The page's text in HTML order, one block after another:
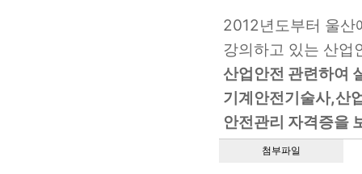
2012년도부터 울산
강의하고 있는 산업
산업안전 관련하여
기계안전기술사,산
안전관리 자격증을
첨부파일